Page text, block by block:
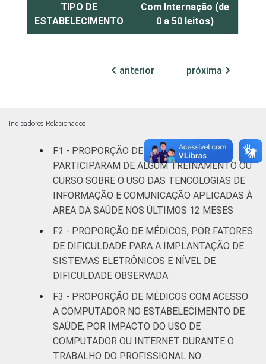
TIPO DE
ESTABELECIMENTO
Com Internação (de
0 a 50 leitos)
(mais de 50 leitos)
FAIXA ETÁRIA
36 a 50 anos
51 anos ou mais
Essa tabela foi corrigida em maio de 2015.
Para mais informações, acesse
https://cetic.br/noticia/cetic-br-informa-
correcao-dos-resultados-da-pesquisa-tic-
saude-2013/
1
computador no estabelecimento de saúde.
Respostas estimuladas. Dados coletados
entre fevereiro de 2013 e agosto de 2013.
Fonte: NIC.br - fev 2013 / ago 2013
anterior próxima
Indicadores Relacionados
F1 - PROPORÇÃO DE MÉDICOS QUE
PARTICIPARAM DE ALGUM TREINAMENTO OU
CURSO SOBRE O USO DAS TENCOLOGIAS DE
INFORMAÇÃO E COMUNICAÇÃO APLICADAS À
AREA DA SAÚDE NOS ÚLTIMOS 12 MESES
F2 - PROPORÇÃO DE MÉDICOS, POR FATORES
DE DIFICULDADE PARA A IMPLANTAÇÃO DE
SISTEMAS ELETRÔNICOS E NÍVEL DE
DIFICULDADE OBSERVADA
F3 - PROPORÇÃO DE MÉDICOS COM ACESSO
A COMPUTADOR NO ESTABELECIMENTO DE
SAÚDE, POR IMPACTO DO USO DE
COMPUTADOR OU INTERNET DURANTE O
TRABALHO DO PROFISSIONAL NO